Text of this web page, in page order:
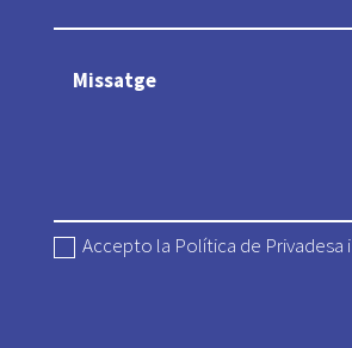
Accepto la Política de Privadesa